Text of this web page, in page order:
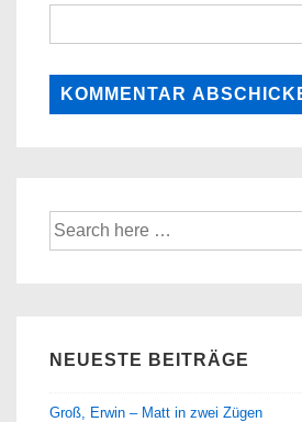
Suche
nach:
NEUESTE BEITRÄGE
Groß, Erwin – Matt in zwei Zügen